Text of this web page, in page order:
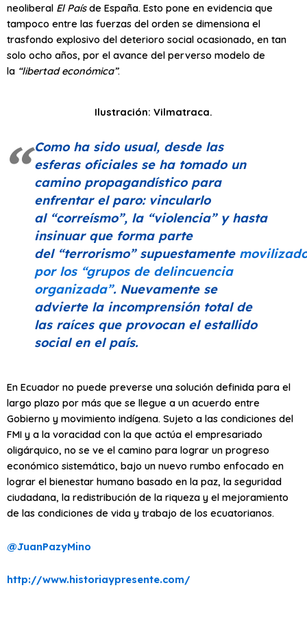
neoliberal El Paísde España. Esto pone en evidencia que
tampoco entre las fuerzas del orden se dimensiona el
trasfondo explosivo del deterioro social ocasionado, en tan
solo ocho años, por el avance del perverso modelo de
la “libertad económica”.
Ilustración: Vilmatraca.
Como ha sido usual, desde las
esferas oficiales se ha tomado un
camino propagandístico para
enfrentar el paro: vincularlo
al “correísmo”, la “violencia”y hasta
insinuar que forma parte
del “terrorismo”supuestamente
por los “grupos de delincuencia
organizada”. Nuevamente se
advierte la incomprensión total de
las raíces que provocan el estallido
social en el país.
En Ecuador no puede preverse una solución definida para el
largo plazo por más que se llegue a un acuerdo entre
Gobierno y movimiento indígena. Sujeto a las condiciones del
FMI y a la voracidad con la que actúa el empresariado
oligárquico, no se ve el camino para lograr un progreso
económico sistemático, bajo un nuevo rumbo enfocado en
lograr el bienestar humano basado en la paz, la seguridad
ciudadana, la redistribución de la riqueza y el mejoramiento
de las condiciones de vida y trabajo de los ecuatorianos.
@JuanPazyMino
http://www.historiaypresente.com/